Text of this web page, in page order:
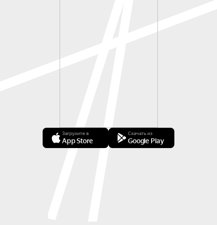
Загрузите в
App Store
Скачать из
Google Play